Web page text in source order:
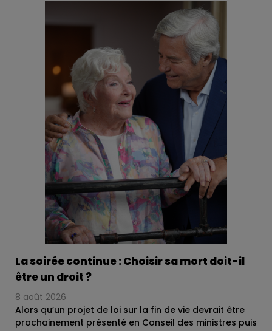
également disponible sur la plateforme france.tv Sur
une idée originale d'Olivier Ducray, écrite par Olivier
Ducray, Jean-Paul Bathany et Benjamin Ifrah.
Episode 1 "Abracada Bar" réalisé par Pauline Clément,
mis en musique par Isis Prager et interprété par
Mathilde Auneveux, Mauréna Thellier, Abraham
Wapler et Florian Lesieur Episode 2 "Capharnaumia"
réalisé par Sarah Stern, mis en musique par Laetitia
Pansanel-Garric et interprété par Adib Cheikhi,
Gabriel Washer, Héloïse Janjaud et Léon Plazol
Episode 3 "Les noyaux sans cerises" réalisé par
Vanessa Guide, mis en musique par Maud Geffray et
interprété par Liza Alegria Ndikita, Sam Chemoul,
Tristan Pellegrino et Adrien Dewitte Episode 4
"Délibérations" réalisé par Nina Meurisse, mis en
musique par Anne de Boysson et interprété par
Solange Sylva, Laetitia Gaillac, Eliott Margueron,
Merwane Tajouiti et Tristan Pellegrino
La soirée continue : Choisir sa mort doit-il
être un droit ?
8 août 2026
Alors qu’un projet de loi sur la fin de vie devrait être
prochainement présenté en Conseil des ministres puis